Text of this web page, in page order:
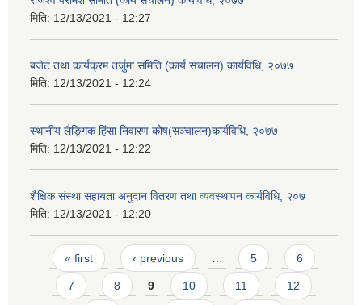
मिति: 12/13/2021 - 12:27
बजेट तथा कार्यक्रम तर्जुमा समिति (कार्य संचालन) कार्यविधि, २०७७
मिति: 12/13/2021 - 12:24
स्थानीय लैङ्गिक हिंसा निवारण कोष(सञ्चालन)कार्यविधि, २०७७
मिति: 12/13/2021 - 12:22
शैक्षिक संस्था सहायता अनुदान वितरण तथा व्यवस्थापन कार्यविधि, २०७
मिति: 12/13/2021 - 12:20
Pages
« first ‹ previous 5 6
7 8 9 10 11 12